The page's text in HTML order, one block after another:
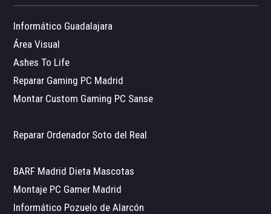
Informático Guadalajara
Área Visual
Ashes To Life
Reparar Gaming PC Madrid
Montar Custom Gaming PC Sanse
Reparar Ordenador Soto del Real
BARF Madrid Dieta Mascotas
Montaje PC Gamer Madrid
Informático Pozuelo de Alarcón